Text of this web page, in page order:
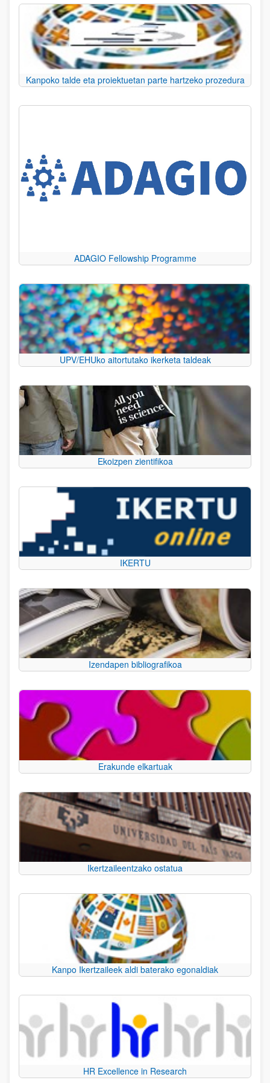
Kanpoko talde eta proiektuetan parte hartzeko prozedura
ADAGIO Fellowship Programme
UPV/EHUko aitortutako ikerketa taldeak
Ekoizpen zientifikoa
IKERTU
Izendapen bibliografikoa
Erakunde elkartuak
Ikertzaileentzako ostatua
Kanpo Ikertzaileek aldi baterako egonaldiak
HR Excellence in Research